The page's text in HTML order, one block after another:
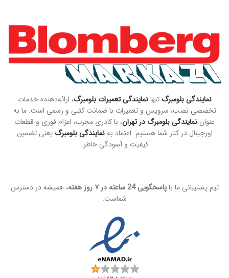
نمایندگی بلومبرگ تنهانمایندگی تعمیرات بلومبرگ، ارائه‌دهنده خدمات
تخصصی نصب، سرویس و تعمیرات با ضمانت کتبی و رسمی است. ما به
عنوان نمایندگی بلومبرگ در تهران، با کادری مجرب، اعزام فوری و قطعات
اورجینال در کنار شما هستیم. اعتماد بهنمایندگی بلومبرگ یعنی تضمین
کیفیت و آسودگی خاطر.
تیم پشتیبانی ما باپاسخگویی 24 ساعته در ۷ روز هفته
، همیشه در دسترس
شماست.